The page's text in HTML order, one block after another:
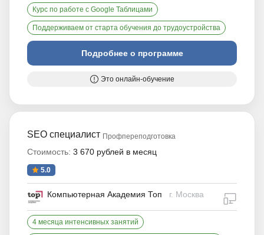
Курс по работе с Google Таблицами
Поддерживаем от старта обучения до трудоустройства
Подробнее о программе
Это онлайн-обучение
SEO специалист Профпереподготовка
Стоимость: 3 670 рублей в месяц
5.0
Компьютерная Академия Топ г. Москва
4 месяца интенсивных занятий